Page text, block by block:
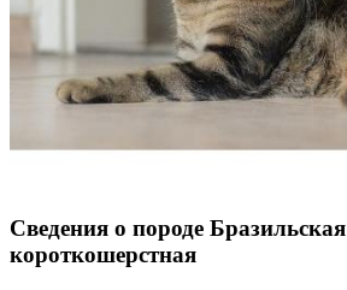
Сведения о породе Бразильская
короткошерстная